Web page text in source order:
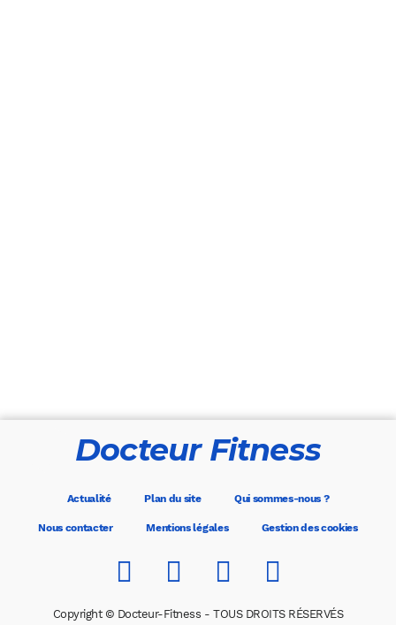
Docteur Fitness
Actualité Plan du site Qui sommes-nous ?
Nous contacter Mentions légales Gestion des cookies
Copyright © Docteur-Fitness - TOUS DROITS RÉSERVÉS